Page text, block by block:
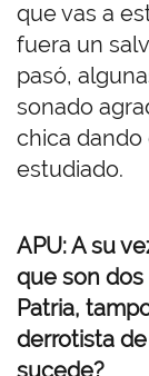
que vas a
fuera un
pasó,
sonado
chica dando
estudiado.
APU: A su
que son
Patria,
derrotista
sucede?